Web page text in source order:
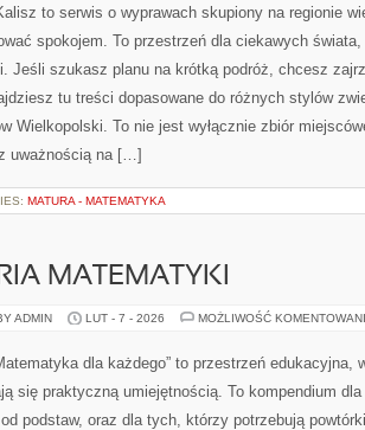
to serwis o wyprawach skupiony na regionie
spokojem. To przestrzeń dla ciekawych
Jeśli szukasz planu na krótką podróż, chcesz
tu treści dopasowane do różnych stylów
Wielkopolski. To nie jest wyłącznie zbiór
uważnością na […]
MATURA - MATEMATYKA
MATEMATYKI
ADMIN LUT - 7 - 2026 MOŻLIWOŚĆ
dla każdego” to przestrzeń edukacyjna,
się praktyczną umiejętnością. To kompendium
podstaw, oraz dla tych, którzy potrzebują